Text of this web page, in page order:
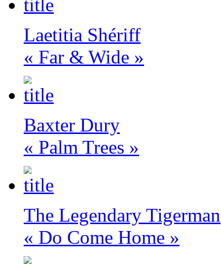
Laetitia Shériff
« Far & Wide »
Baxter Dury
« Palm Trees »
The Legendary Tigerman
« Do Come Home »